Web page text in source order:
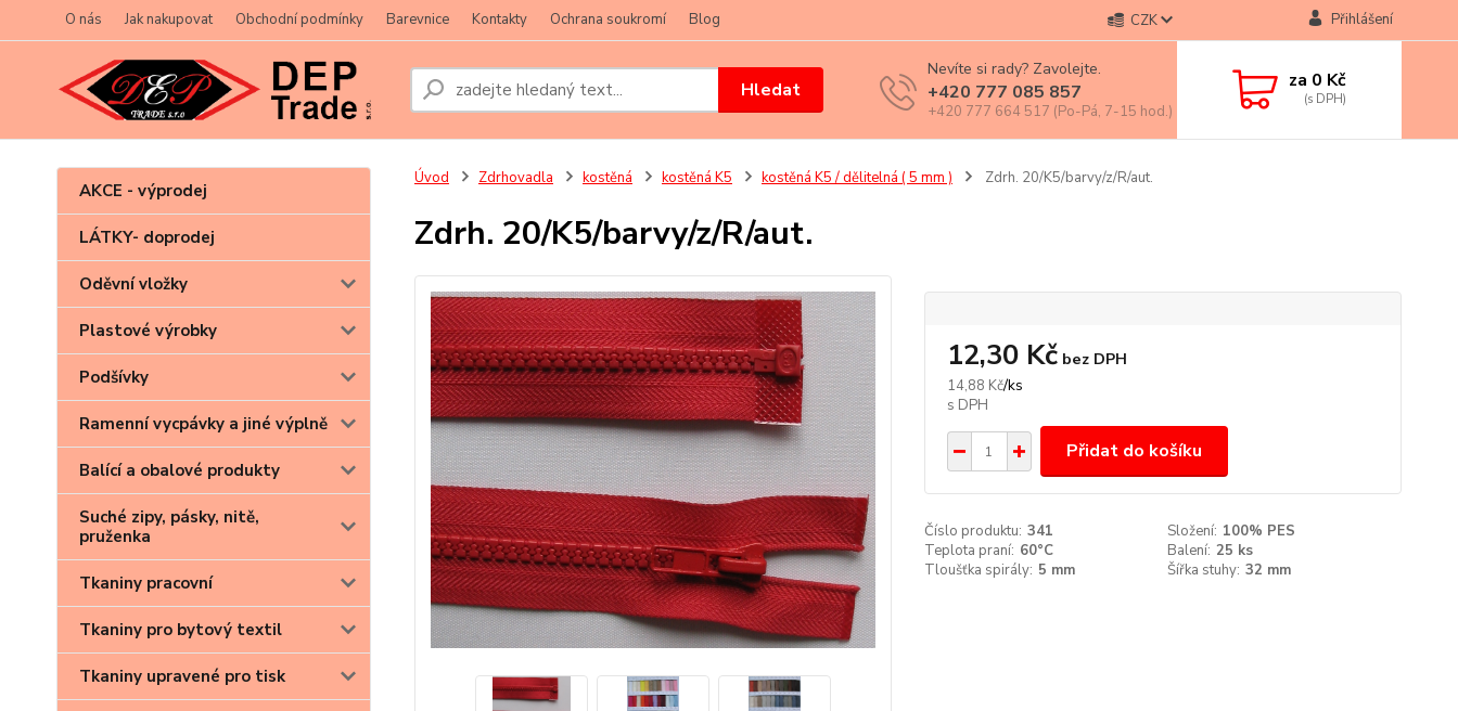
O nás Jak nakupovat Obchodní podmínky Barevnice Kontakty Ochrana soukromí Blog CZK Přihlášení
Hledat
Nevíte si rady? Zavolejte.
+420 777 085 857
+420 777 664 517 (Po-Pá, 7-15 hod.)
za 0 Kč
AKCE - výprodej
LÁTKY- doprodej
Oděvní vložky
Plastové výrobky
Podšívky
Ramenní vycpávky a jiné výplně
Balící a obalové produkty
Suché zipy, pásky, nitě,
pruženka
Tkaniny pracovní
Tkaniny pro bytový textil
Tkaniny upravené pro tisk
Úvod Zdrhovadla kostěná kostěná K5 kostěná K5 / dělitelná ( 5 mm ) Zdrh. 20/K5/barvy/z/R/aut.
Zdrh. 20/K5/barvy/z/R/aut.
14,88 Kč/ks
12,30 Kč bez DPH
Přidat do košíku
Číslo produktu: 341 Složení: 100% PES
Teplota praní: 60°C Balení: 25 ks
Tloušťka spirály: 5 mm Šířka stuhy: 32 mm